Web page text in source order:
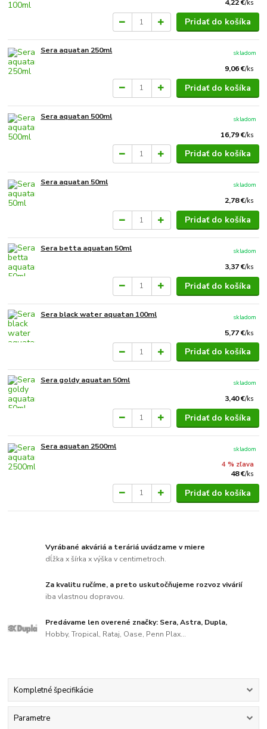
4,22 €/ks
Pridať do košíka
Sera aquatan 250ml
9,06 €/ks
skladom
Pridať do košíka
Sera aquatan 500ml
16,79 €/ks
skladom
Pridať do košíka
Sera aquatan 50ml
2,78 €/ks
skladom
Pridať do košíka
Sera betta aquatan 50ml
3,37 €/ks
skladom
Pridať do košíka
Sera black water aquatan 100ml
5,77 €/ks
skladom
Pridať do košíka
Sera goldy aquatan 50ml
3,40 €/ks
skladom
Pridať do košíka
Sera aquatan 2500ml
4 % zľava
48 €/ks
skladom
Pridať do košíka
Vyrábané akváriá a teráriá uvádzame v miere
dĺžka x šírka x výška v centimetroch.
Za kvalitu ručíme, a preto uskutočňujeme rozvoz vivárií
iba vlastnou dopravou.
Predávame len overené značky: Sera, Astra, Dupla,
Hobby, Tropical, Rataj, Oase, Penn Plax...
Kompletné špecifikácie
Parametre